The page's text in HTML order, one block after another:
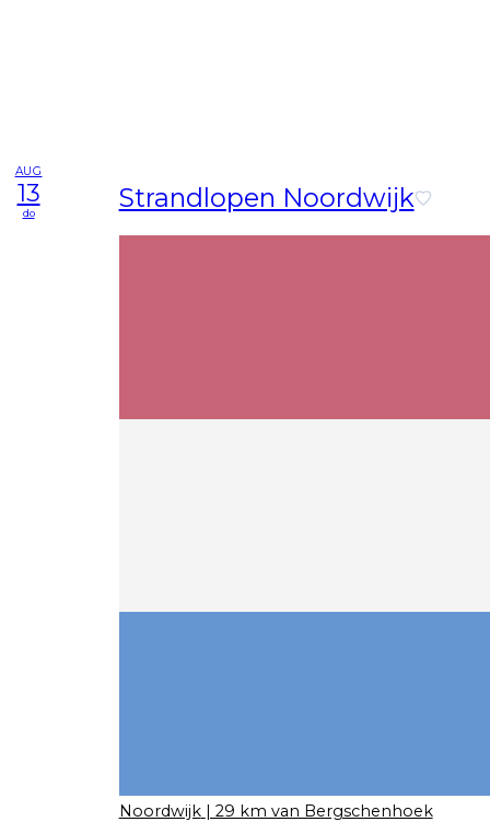
AUG
13
do Strandlopen Noordwijk
Noordwijk | 29 km van Bergschenhoek